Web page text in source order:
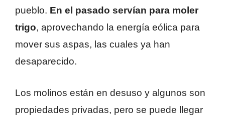
pueblo. En el pasado servían para moler
trigo, aprovechando la energía eólica para
mover sus aspas, las cuales ya han
desaparecido.
Los molinos están en desuso y algunos son
propiedades privadas, pero se puede llegar